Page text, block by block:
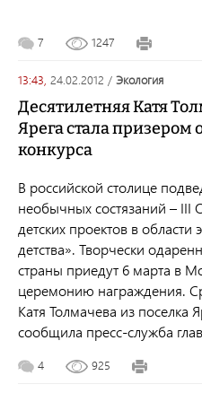
7 1247
13:43, 24.02.2012 / экология
Десятилетняя Катя
Ярега стала призером
конкурса
В российской столице
необычных состязаний – III
детских проектов в области
детства». Творчески
страны приедут 6 марта в
церемонию награждения.
Катя Толмачева из поселка
сообщила пресс-служба
4 925